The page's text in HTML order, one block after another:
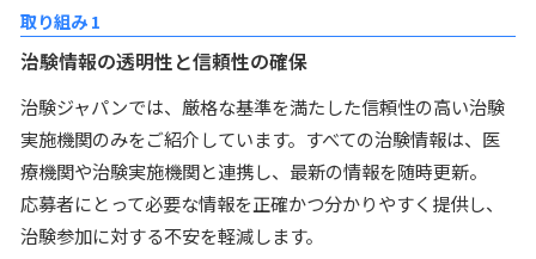
取り組み 1
治験情報の透明性と信頼性の確保
治験ジャパンでは、厳格な基準を満たした信頼性の高い治験
実施機関のみをご紹介しています。すべての治験情報は、医
療機関や治験実施機関と連携し、最新の情報を随時更新。
応募者にとって必要な情報を正確かつ分かりやすく提供し、
治験参加に対する不安を軽減します。